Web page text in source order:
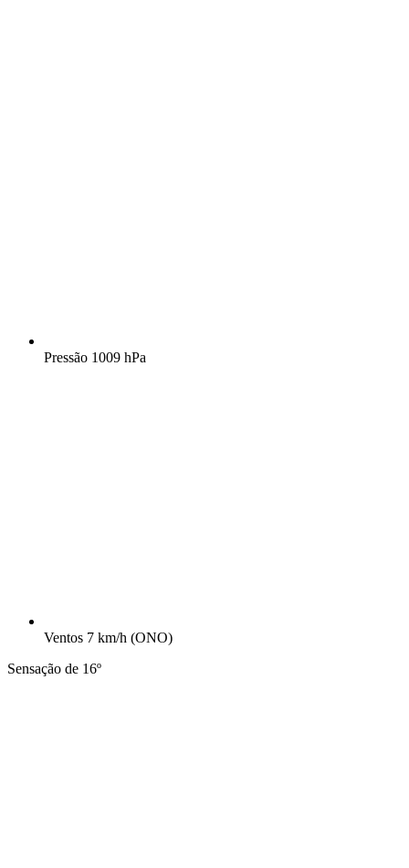
Pressão 1009 hPa
Ventos 7 km/h (ONO)
Sensação de 16º